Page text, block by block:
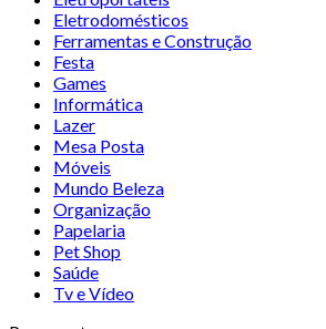
Eletrodomésticos
Ferramentas e Construção
Festa
Games
Informática
Lazer
Mesa Posta
Móveis
Mundo Beleza
Organização
Papelaria
Pet Shop
Saúde
Tv e Vídeo